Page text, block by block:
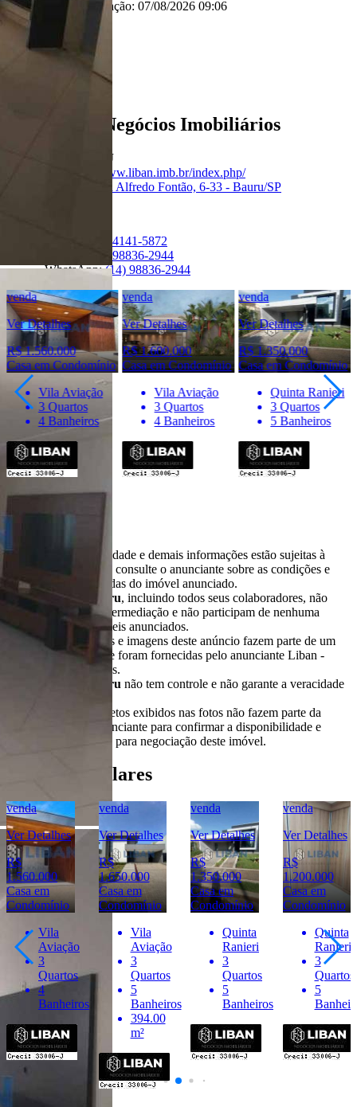
Última atualização: 07/08/2026 09:06
Anunciante
Liban - Negócios Imobiliários
33006-J
https://www.liban.imb.br/index.php/
Rua Alfredo Fontão, 6-33 - Bauru/SP
(14) 4141-5872
(14) 98836-2944
WhatsApp:(14) 98836-2944
venda
Ver Detalhes
R$ 1.560.000
Casa em Condomínio
Vila Aviação
3 Quartos
4 Banheiros
venda
Ver Detalhes
R$ 1.600.000
Casa em Condomínio
Vila Aviação
3 Quartos
4 Banheiros
venda
Ver Detalhes
R$ 1.350.000
Casa em Condomínio
Quinta Ranieri
3 Quartos
5 Banheiros
Importante
* Valores, disponibilidade e demais informações estão sujeitas à
alterações. SEMPRE consulte o anunciante sobre as condições e
informações atualizadas do imóvel anunciado.
Portal Casa Bauru, incluindo todos seus colaboradores, não
realizam qualquer intermediação e não participam de nenhuma
negociação dos imóveis anunciados.
Todas as informações e imagens deste anúncio fazem parte de um
anúncio publicitário e foram fornecidas pelo anunciante Liban -
Negócios Imobiliários.
Portal Casa Bauru não tem controle e não garante a veracidade
Móveis e demais objetos exibidos nas fotos não fazem parte da
oferta. Contate o anunciante para confirmar a disponibilidade e
condições detalhadas para negociação deste imóvel.
Imóveis Similares
venda
Ver Detalhes
R$
1.560.000
Casa em
Condomínio
Vila
Aviação
3
Quartos
4
Banheiros
venda
Ver Detalhes
R$
1.650.000
Casa em
Condomínio
Vila
Aviação
3
Quartos
5
Banheiros
394.00
m²
venda
Ver Detalhes
R$
1.350.000
Casa em
Condomínio
Quinta
Ranieri
3
Quartos
5
Banheiros
venda
Ver Detalhes
R$
1.200.000
Casa em
Condomínio
Quinta
Ranieri
3
Quartos
5